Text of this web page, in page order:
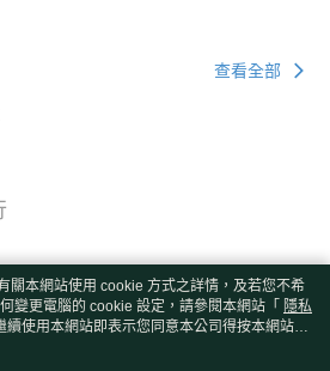
查看全部
關本網站使用 cookie 方式之詳情，及若您不希
變更電腦的 cookie 設定，請參閱本網站「 隱私
續使用本網站即表示您同意本公司得按本網站使
。